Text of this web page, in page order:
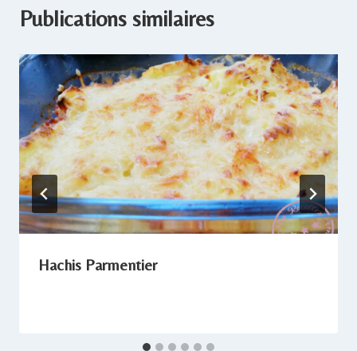
Publications similaires
Hachis Parmentier